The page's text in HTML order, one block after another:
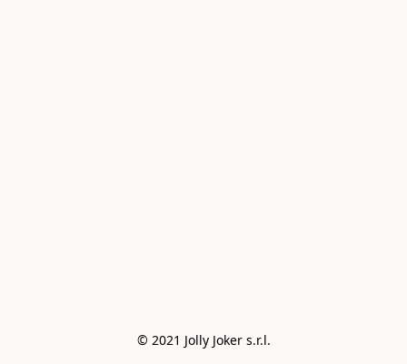
© 2021 Jolly Joker s.r.l.